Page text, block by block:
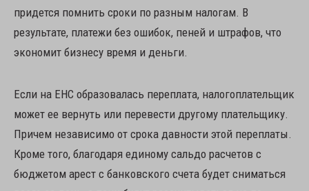
придется помнить сроки по разным налогам. В
результате, платежи без ошибок, пеней и штрафов, что
экономит бизнесу время и деньги.
Если на ЕНС образовалась переплата, налогоплательщик
может ее вернуть или перевести другому плательщику.
Причем независимо от срока давности этой переплаты.
Кроме того, благодаря единому сальдо расчетов с
бюджетом арест с банковского счета будет сниматься